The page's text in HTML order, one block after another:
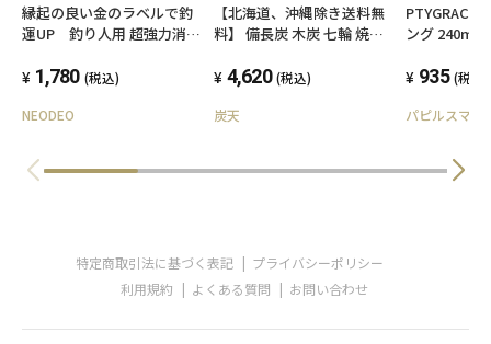
縁起の良い金のラベルで釣
運UP 釣り人用 超強力消臭
300㎖ キャンプ アウトドア
1,780 (税込)
NEODEO
【北海道、沖縄除き送料無
料】 備長炭 木炭 七輪 焼鳥
4,620 (税込)
炭天
PTYGRACE
ング
調理 日本製
935 (税込)
パピルスマー
特定商取引法に基づく表記
プライバシーポリシー
利用規約
よくある質問 お問い合わせ